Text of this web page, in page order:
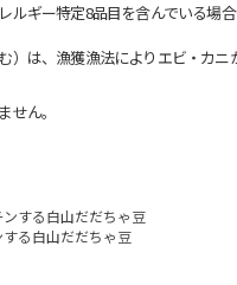
ギー特定8品目を含んでいる場合
は、漁獲漁法によりエビ・カ
ん。
する白山だだちゃ豆
る白山だだちゃ豆